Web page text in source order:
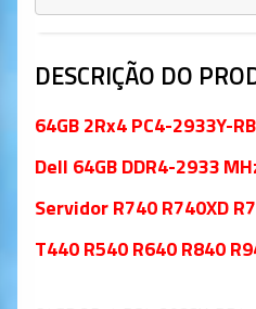
DESCRIÇÃO DO
64GB 2Rx4 PC4-2933Y-
Dell 64GB DDR4-2933
Servidor R740 R740XD
T440 R540 R640 R840